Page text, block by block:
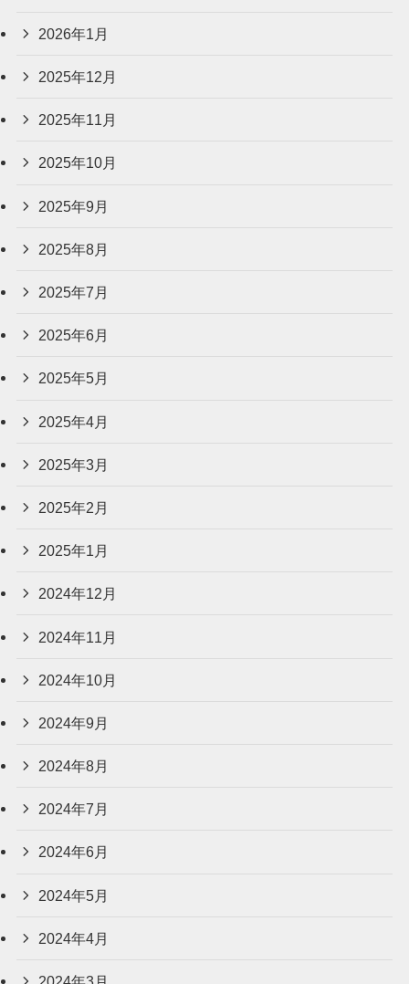
2026年1月
2025年12月
2025年11月
2025年10月
2025年9月
2025年8月
2025年7月
2025年6月
2025年5月
2025年4月
2025年3月
2025年2月
2025年1月
2024年12月
2024年11月
2024年10月
2024年9月
2024年8月
2024年7月
2024年6月
2024年5月
2024年4月